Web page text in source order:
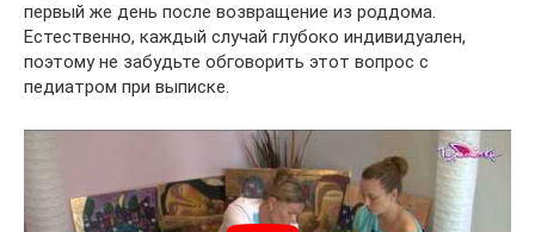
первый же день после возвращение из роддома.
Естественно, каждый случай глубоко индивидуален,
поэтому не забудьте обговорить этот вопрос с
педиатром при выписке.